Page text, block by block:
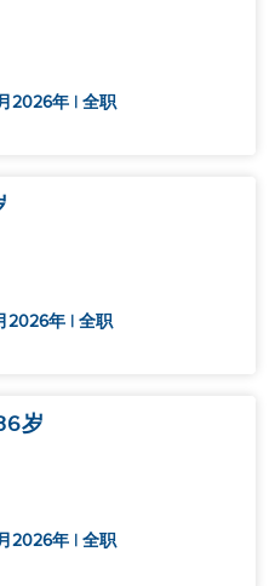
2026年 | 全职
2026年 | 全职
岁
2026年 | 全职